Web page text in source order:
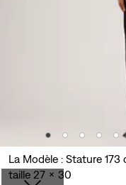
La Modèle : Stature
taille 27 x 30